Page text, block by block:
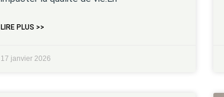
LIRE PLUS >>
17 janvier 2026